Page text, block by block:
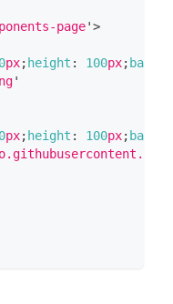
page'>
px; height : 100px;
'
px; height : 100px;